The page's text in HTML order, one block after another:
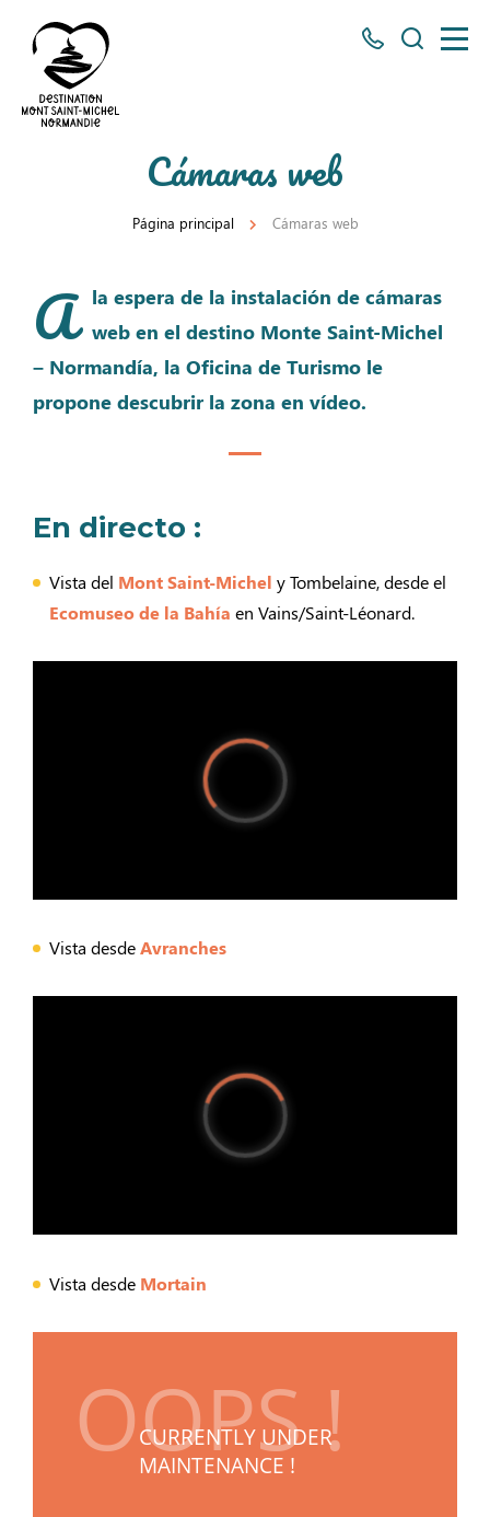
Todos Busco
Cámaras web
Página principal Cámaras web
A
la espera de la instalación de cámaras
web en el destino Monte Saint-Michel
– Normandía, la Oficina de Turismo le
propone descubrir la zona en vídeo.
En directo :
Vista del Mont Saint-Michel y Tombelaine, desde el
Ecomuseo de la Bahía en Vains/Saint-Léonard.
Vista desdeAvranches
Vista desde Mortain